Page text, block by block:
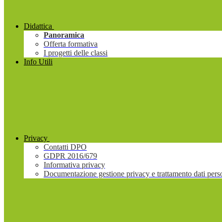
Didattica
Panoramica
Offerta formativa
I progetti delle classi
Info Utili
Privacy
Contatti DPO
GDPR 2016/679
Informativa privacy
Documentazione gestione privacy e trattamento dati